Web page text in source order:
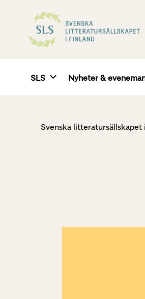
SLS Nyheter &
Svenska litteratursällskapet